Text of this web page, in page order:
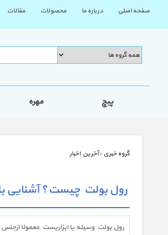
صفحه اصلی درباره ما محصولات مقالات
پیچ مهره
گروه خبري :آخرین اخبار
رول بولت چیست؟ آشنایی